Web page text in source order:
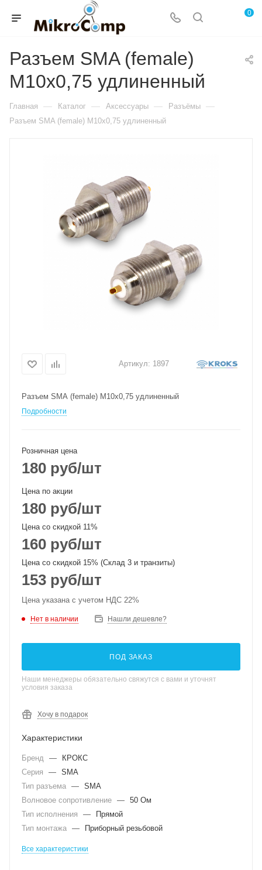
0
Разъем SMA (female)
М10х0,75 удлиненный
Главная — Каталог — Аксессуары — Разъёмы —
Разъем SMA (female) М10х0,75 удлиненный
Артикул: 1897
Разъем SMA (female) М10х0,75 удлиненный
Подробности
Розничная цена
180 руб/шт
Цена по акции
180 руб/шт
Цена со скидкой 11%
160 руб/шт
Цена со скидкой 15% (Склад 3 и транзиты)
153 руб/шт
Цена указана с учетом НДС 22%
Нет в наличии Нашли дешевле?
ПОД ЗАКАЗ
Наши менеджеры обязательно свяжутся с вами и уточнят
условия заказа
Хочу в подарок
Характеристики
Бренд —
КРОКС
Серия
— SMA
Тип разъема — SMA
Волновое сопротивление — 50 Ом
Тип исполнения
—
Прямой
Тип монтажа — Приборный резьбовой
Все характеристики